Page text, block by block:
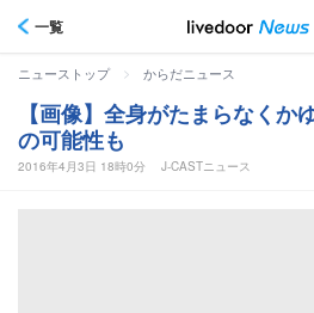
一覧
ニューストップ > からだニュース
【画像】全身がたまらなくか
の可能性も
2016年4月3日 18時0分 J-CASTニュース